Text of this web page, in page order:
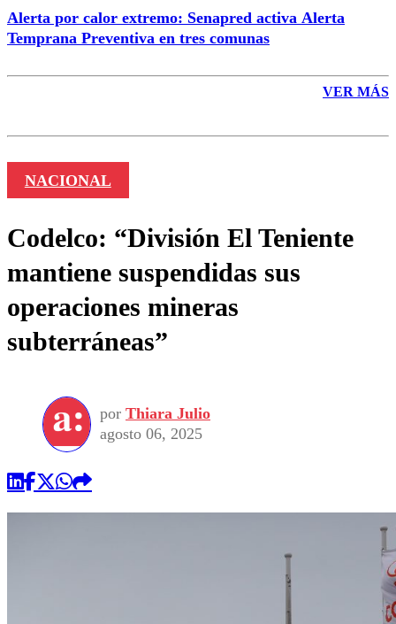
Alerta por calor extremo: Senapred activa Alerta
Temprana Preventiva en tres comunas
VER MÁS
NACIONAL
Codelco: “División El Teniente
mantiene suspendidas sus
operaciones mineras
subterráneas”
por Thiara Julio
agosto 06, 2025